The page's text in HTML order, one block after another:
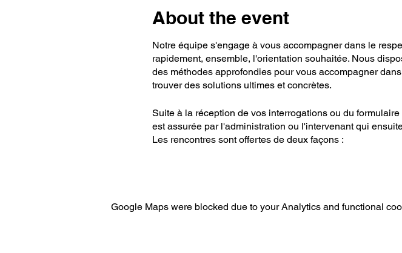
About the event
Notre équipe s'engage à vous accompagner dans le
rapidement, ensemble, l'orientation souhaitée. Nous
des méthodes approfondies pour vous accompagner
trouver des solutions ultimes et concrètes.
Suite à la réception de vos interrogations ou du
est assurée par l'administration ou l'intervenant qui
Les rencontres sont offertes de deux façons :
Au local du RANCA
Google Maps were blocked due to your Analytics and functional